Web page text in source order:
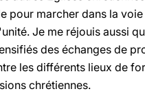
pour marcher dans la voie
Je me réjouis aussi
des échanges de
les différents lieux de
chrétiennes.